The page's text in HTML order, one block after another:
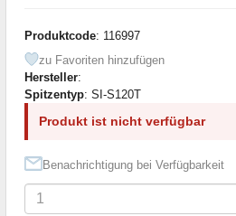
Produktcode: 116997
zu Favoriten hinzufügen
Hersteller:
Spitzentyp: SI-S120T
Produkt ist nicht verfügbar
Benachrichtigung bei Verfügbarkeit